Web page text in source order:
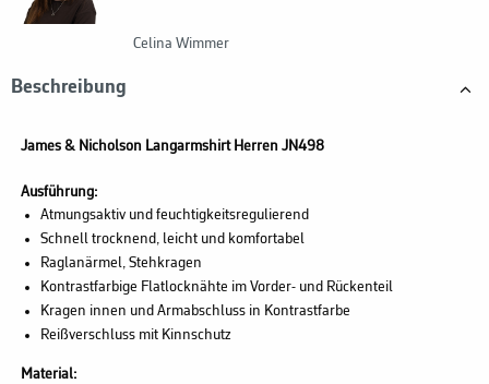
Celina Wimmer
Beschreibung
James & Nicholson Langarmshirt Herren JN498
Ausführung:
Atmungsaktiv und feuchtigkeitsregulierend
Schnell trocknend, leicht und komfortabel
Raglanärmel, Stehkragen
Kontrastfarbige Flatlocknähte im Vorder- und Rückenteil
Kragen innen und Armabschluss in Kontrastfarbe
Reißverschluss mit Kinnschutz
Material: